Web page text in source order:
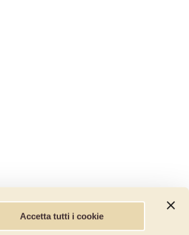
Accetta tutti i cookie